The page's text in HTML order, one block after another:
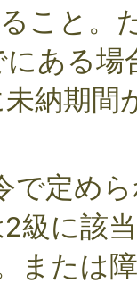
こと。
ある場
納期間
で定め
級に該
または